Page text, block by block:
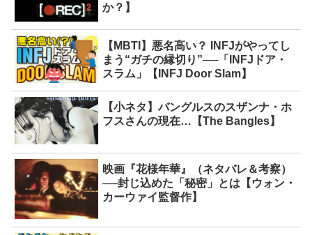
か？】
【MBTI】悪名高い？ INFJがやってし
まう“ガチの縁切り”──「INFJドア・
スラム」【INFJ Door Slam】
【小ネタ】バングルスのスザンナ・ホ
フスさんの現在…【The Bangles】
映画『花様年華』（ネタバレ＆考察）
──封じ込めた「秘密」とは【ウォン・
カーウァイ監督作】